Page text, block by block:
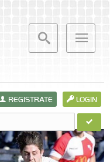
LOGIN
REGISTRATE